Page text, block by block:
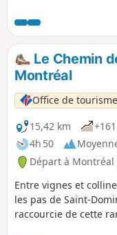
Le Chemin
Montréal
Office de tourisme
15,42 km
4h 50
Départ à Montréal
Entre vignes et
les pas de Saint-
raccourcie de cette